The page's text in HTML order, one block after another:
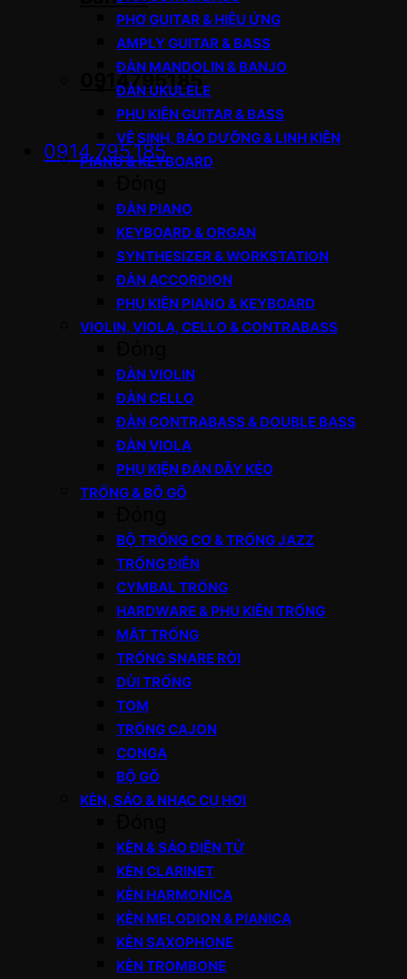
0914795185
0914.795.185
PHƠ GUITAR & HIỆU ỨNG
AMPLY GUITAR & BASS
ĐÀN MANDOLIN & BANJO
ĐÀN UKULELE
PHỤ KIỆN GUITAR & BASS
VỆ SINH, BẢO DƯỠNG & LINH KIỆN
PIANO & KEYBOARD
ĐÀN PIANO
KEYBOARD & ORGAN
SYNTHESIZER & WORKSTATION
ĐÀN ACCORDION
PHỤ KIỆN PIANO & KEYBOARD
VIOLIN, VIOLA, CELLO & CONTRABASS
ĐÀN VIOLIN
ĐÀN CELLO
ĐÀN CONTRABASS & DOUBLE BASS
ĐÀN VIOLA
PHỤ KIỆN ĐÀN DÂY KÉO
TRỐNG & BỘ GÕ
BỘ TRỐNG CƠ & TRỐNG JAZZ
TRỐNG ĐIỆN
CYMBAL TRỐNG
HARDWARE & PHỤ KIỆN TRỐNG
MẶT TRỐNG
TRỐNG SNARE RỜI
DÙI TRỐNG
TOM
TRỐNG CAJON
CONGA
BỘ GÕ
KÈN, SÁO & NHẠC CỤ HƠI
KÈN & SÁO ĐIỆN TỬ
KÈN CLARINET
KÈN HARMONICA
KÈN MELODION & PIANICA
KÈN SAXOPHONE
KÈN TROMBONE